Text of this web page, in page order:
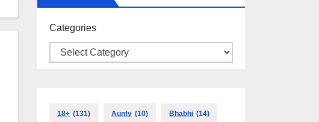
Categories
18+ (131) Aunty (10) Bhabhi (14)